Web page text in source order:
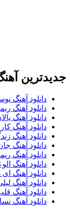
جدیدترین
دانلود آهنگ
دانلود آهنگ
دانلود آهنگ
دانلود آهنگ
دانلود آهنگ
دانلود آهنگ
دانلود آهنگ
دانلود آهنگ
دانلود آهنگ
دانلود آهنگ
دانلود آهنگ
دانلود آهنگ